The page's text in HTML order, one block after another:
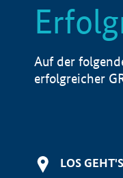
Auf der
erfolgreicher
LOS GEHT'S